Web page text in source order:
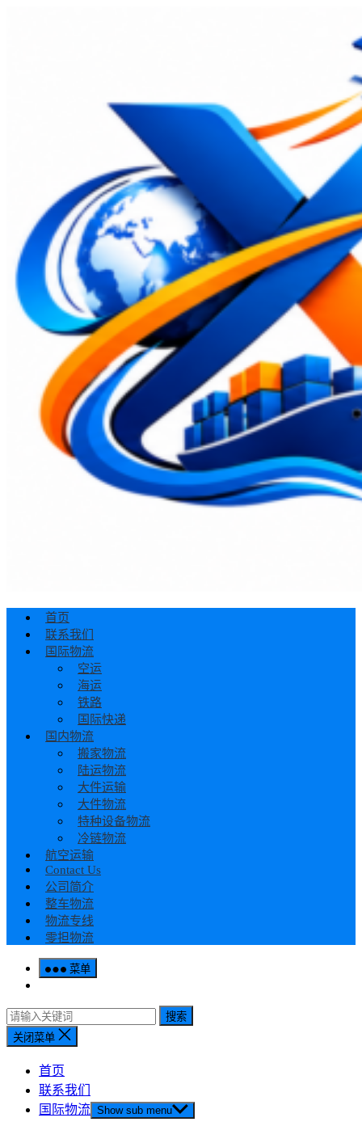
首页
联系我们
国际物流
空运
海运
铁路
国际快递
国内物流
搬家物流
陆运物流
大件运输
大件物流
特种设备物流
冷链物流
航空运输
Contact Us
公司简介
整车物流
物流专线
零担物流
菜单
搜索
关闭菜单
首页
联系我们
国际物流 Show sub menu